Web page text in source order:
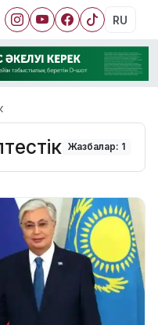
RU
Жазбалар: 1